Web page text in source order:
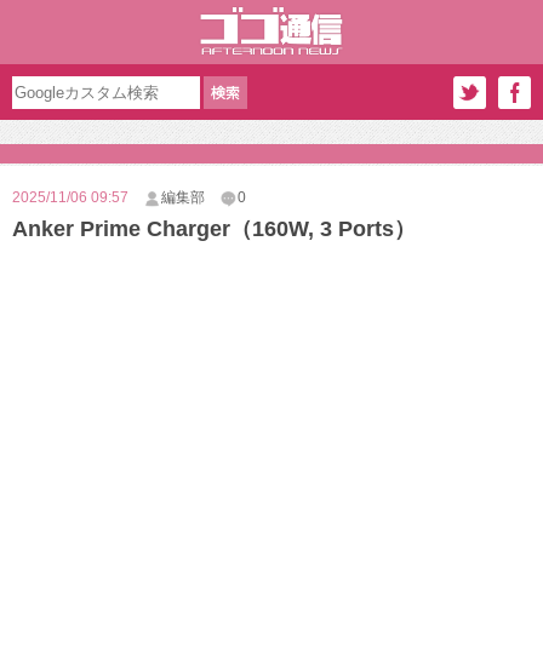
2025/11/06 09:57 編集部 0
Anker Prime Charger（160W, 3 Ports）